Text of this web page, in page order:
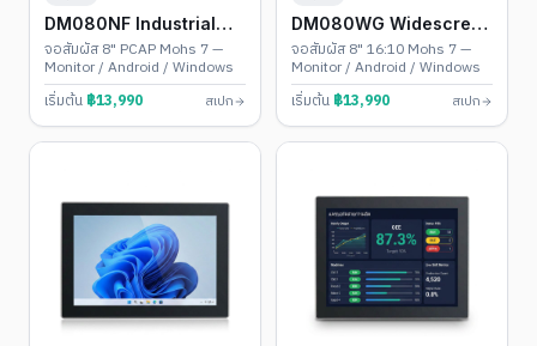
DM080NF Industrial
Touch PC
จอสัมผัส 8" PCAP Mohs 7 —
Monitor / Android / Windows
เริ่มต้น ฿13,990 สเปก
DM080WG Widescreen
Touch PC
จอสัมผัส 8" 16:10 Mohs 7 —
Monitor / Android / Windows
เริ่มต้น ฿13,990 สเปก